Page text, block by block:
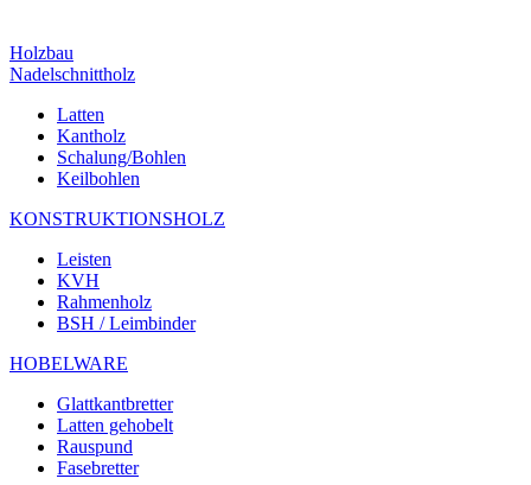
Holzbau
Nadelschnittholz
Latten
Kantholz
Schalung/Bohlen
Keilbohlen
KONSTRUKTIONSHOLZ
Leisten
KVH
Rahmenholz
BSH / Leimbinder
HOBELWARE
Glattkantbretter
Latten gehobelt
Rauspund
Fasebretter